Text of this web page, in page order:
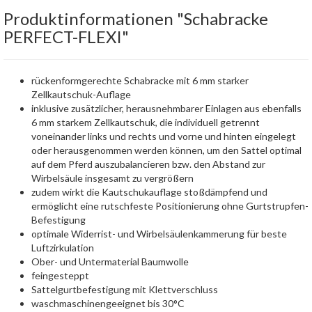
Produktinformationen "Schabracke
PERFECT-FLEXI"
rückenformgerechte Schabracke mit 6 mm starker
Zellkautschuk-Auflage
inklusive zusätzlicher, herausnehmbarer Einlagen aus ebenfalls
6 mm starkem Zellkautschuk, die individuell getrennt
voneinander links und rechts und vorne und hinten eingelegt
oder herausgenommen werden können, um den Sattel optimal
auf dem Pferd auszubalancieren bzw. den Abstand zur
Wirbelsäule insgesamt zu vergrößern
zudem wirkt die Kautschukauflage stoßdämpfend und
ermöglicht eine rutschfeste Positionierung ohne Gurtstrupfen-
Befestigung
optimale Widerrist- und Wirbelsäulenkammerung für beste
Luftzirkulation
Ober- und Untermaterial Baumwolle
feingesteppt
Sattelgurtbefestigung mit Klettverschluss
waschmaschinengeeignet bis 30°C